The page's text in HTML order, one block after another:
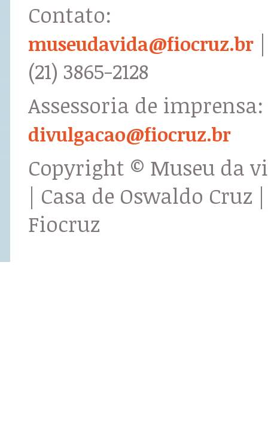
Contato:
museudavida@fiocruz.br |
(21) 3865-2128
Assessoria de imprensa:
divulgacao@fiocruz.br
Copyright © Museu da
| Casa de Oswaldo Cruz |
Fiocruz